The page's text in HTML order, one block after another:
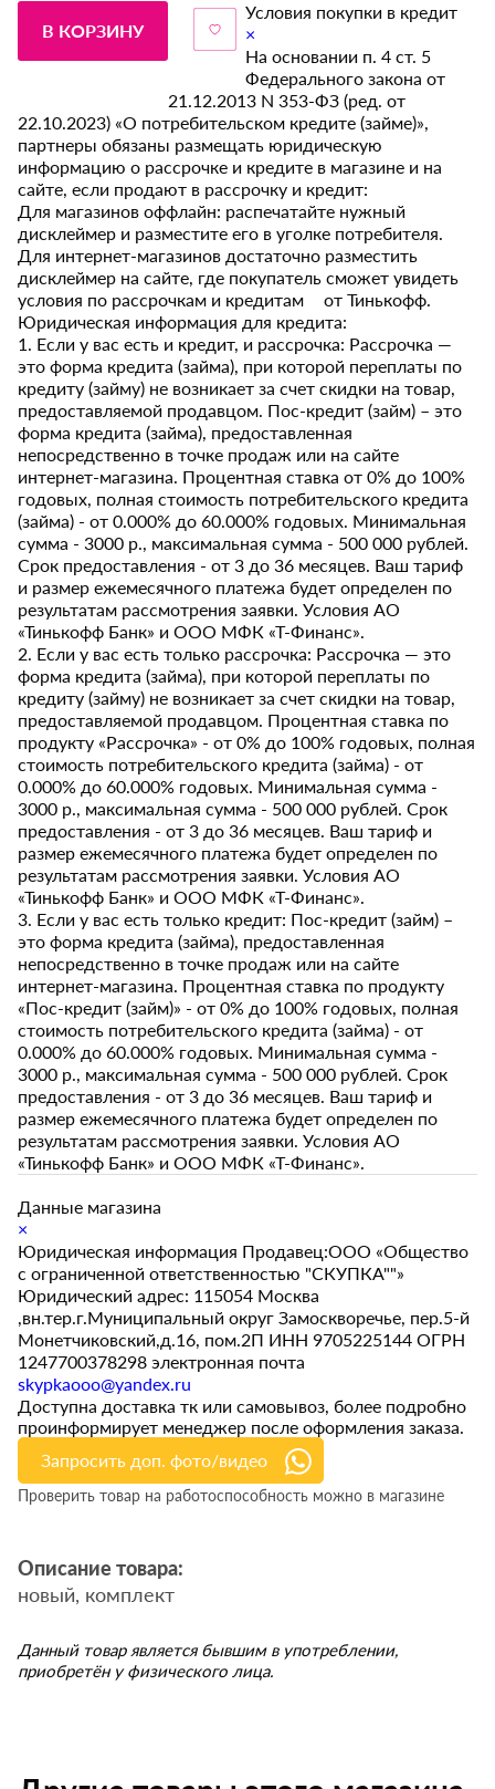
В КОРЗИНУ
Условия покупки в кредит
×
На основании п. 4 ст. 5
Федерального закона от
21.12.2013 N 353-ФЗ (ред. от
22.10.2023) «О потребительском кредите (займе)»,
партнеры обязаны размещать юридическую
информацию о рассрочке и кредите в магазине и на
сайте, если продают в рассрочку и кредит:
Для магазинов оффлайн: распечатайте нужный
дисклеймер и разместите его в уголке потребителя.
Для интернет-магазинов достаточно разместить
дисклеймер на сайте, где покупатель сможет увидеть
условия по рассрочкам и кредитам от Тинькофф.
Юридическая информация для кредита:
1. Если у вас есть и кредит, и рассрочка: Рассрочка —
это форма кредита (займа), при которой переплаты по
кредиту (займу) не возникает за счет скидки на товар,
предоставляемой продавцом. Пос-кредит (займ) – это
форма кредита (займа), предоставленная
непосредственно в точке продаж или на сайте
интернет-магазина. Процентная ставка от 0% до 100%
годовых, полная стоимость потребительского кредита
(займа) - от 0.000% до 60.000% годовых. Минимальная
сумма - 3000 р., максимальная сумма - 500 000 рублей.
Срок предоставления - от 3 до 36 месяцев. Ваш тариф
и размер ежемесячного платежа будет определен по
результатам рассмотрения заявки. Условия АО
«Тинькофф Банк» и ООО МФК «Т-Финанс».
2. Если у вас есть только рассрочка: Рассрочка — это
форма кредита (займа), при которой переплаты по
кредиту (займу) не возникает за счет скидки на товар,
предоставляемой продавцом. Процентная ставка по
продукту «Рассрочка» - от 0% до 100% годовых, полная
стоимость потребительского кредита (займа) - от
0.000% до 60.000% годовых. Минимальная сумма -
3000 р., максимальная сумма - 500 000 рублей. Срок
предоставления - от 3 до 36 месяцев. Ваш тариф и
размер ежемесячного платежа будет определен по
результатам рассмотрения заявки. Условия АО
«Тинькофф Банк» и ООО МФК «Т-Финанс».
3. Если у вас есть только кредит: Пос-кредит (займ) –
это форма кредита (займа), предоставленная
непосредственно в точке продаж или на сайте
интернет-магазина. Процентная ставка по продукту
«Пос-кредит (займ)» - от 0% до 100% годовых, полная
стоимость потребительского кредита (займа) - от
0.000% до 60.000% годовых. Минимальная сумма -
3000 р., максимальная сумма - 500 000 рублей. Срок
предоставления - от 3 до 36 месяцев. Ваш тариф и
размер ежемесячного платежа будет определен по
результатам рассмотрения заявки. Условия АО
«Тинькофф Банк» и ООО МФК «Т-Финанс».
Данные магазина
×
Юридическая информация Продавец:ООО «Общество
с ограниченной ответственностью "СКУПКА""»
Юридический адрес: 115054 Москва
,вн.тер.г.Муниципальный округ Замоскворечье, пер.5-й
Монетчиковский,д.16, пом.2П ИНН 9705225144 ОГРН
1247700378298 электронная почта
skypkaooo@yandex.ru
Доступна доставка тк или самовывоз, более подробно
проинформирует менеджер после оформления заказа.
Запросить доп. фото/видео
Проверить товар на работоспособность можно в магазине
Описание товара:
новый, комплект
Данный товар является бывшим в употреблении,
приобретён у физического лица.